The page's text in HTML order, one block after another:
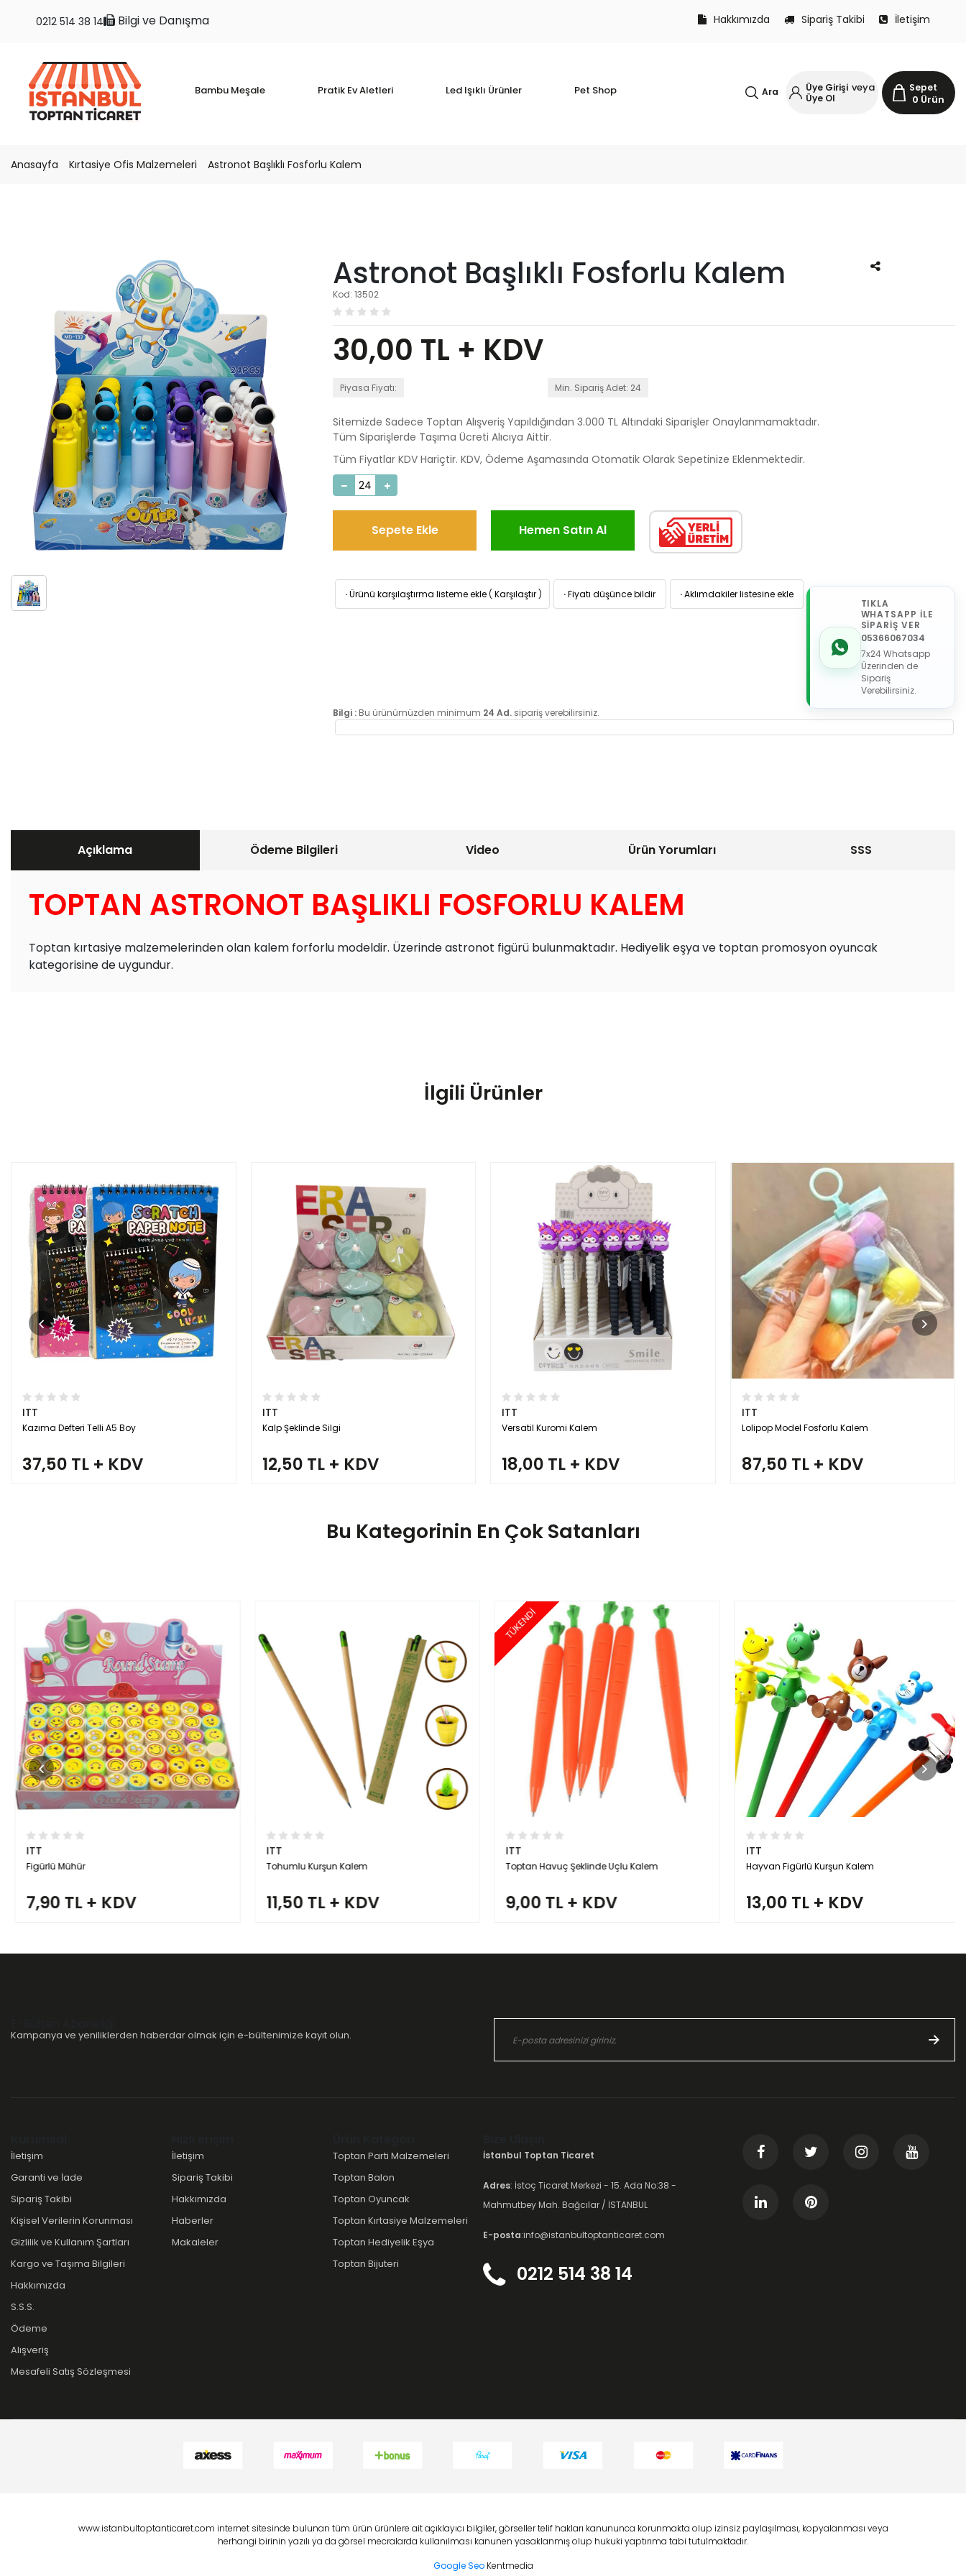
Bilgi ve Danışma
0212 514 38 14 Hakkımızda Sipariş Takibi İletişim
Bambu Meşale Pratik Ev Aletleri Led Işıklı Ürünler Pet Shop Sepet
0 Ürün
Üye Girişi veya
Üye Ol
Ara
Anasayfa Kırtasiye Ofis Malzemeleri Astronot Başlıklı Fosforlu Kalem
Astronot Başlıklı Fosforlu Kalem
Kod: 13502
30,00 TL + KDV
Piyasa Fiyatı: Min. Sipariş Adet: 24
Sitemizde Sadece Toptan Alışveriş Yapıldığından 3.000 TL Altındaki Siparişler Onaylanmamaktadır.
Tüm Siparişlerde Taşıma Ücreti Alıcıya Aittir.
Tüm Fiyatlar KDV Hariçtir. KDV, Ödeme Aşamasında Otomatik Olarak Sepetinize Eklenmektedir.
Sepete Ekle Hemen Satın Al
·Ürünü karşılaştırma listeme ekle ( Karşılaştır ) ·Fiyatı düşünce bildir ·Aklımdakiler listesine ekle
TIKLA
WHATSAPP İLE
SİPARİŞ VER
05366067034
7x24 Whatsapp
Üzerinden de
Sipariş
Verebilirsiniz.
Bilgi : Bu ürünümüzden minimum 24 Ad. sipariş verebilirsiniz.
Açıklama Ödeme Bilgileri Video Ürün Yorumları SSS
TOPTAN ASTRONOT BAŞLIKLI FOSFORLU KALEM
Toptan kırtasiye malzemelerinden olan kalem forforlu modeldir. Üzerinde astronot figürü bulunmaktadır. Hediyelik eşya ve toptan promosyon oyuncak
kategorisine de uygundur.
İlgili Ürünler
ITT
Kazıma Defteri Telli A5 Boy
37,50 TL + KDV
ITT
Kalp Şeklinde Silgi
12,50 TL + KDV
ITT
Versatil Kuromi Kalem
18,00 TL + KDV
ITT
Lolipop Model Fosforlu Kalem
87,50 TL + KDV
Bu Kategorinin En Çok Satanları
ITT
Figürlü Mühür
7,90 TL + KDV
ITT
Tohumlu Kurşun Kalem
11,50 TL + KDV
TÜKENDİ
ITT
Toptan Havuç Şeklinde Uçlu Kalem
9,00 TL + KDV
ITT
Hayvan Figürlü Kurşun Kalem
13,00 TL + KDV
Kampanya ve yeniliklerden haberdar olmak için e-bültenimize kayıt olun.
İletişim
Garanti ve İade
Sipariş Takibi
Kişisel Verilerin Korunması
Gizlilik ve Kullanım Şartları
Kargo ve Taşıma Bilgileri
Hakkımızda
S.S.S.
Ödeme
Alışveriş
Mesafeli Satış Sözleşmesi
İletişim
Sipariş Takibi
Hakkımızda
Haberler
Makaleler
Toptan Parti Malzemeleri
Toptan Balon
Toptan Oyuncak
Toptan Kırtasiye Malzemeleri
Toptan Hediyelik Eşya
Toptan Bijuteri
İstanbul Toptan Ticaret
Adres: İstoç Ticaret Merkezi - 15. Ada No:38 -
Mahmutbey Mah. Bağcılar / İSTANBUL
E-posta:info@istanbultoptanticaret.com
0212 514 38 14
www.istanbultoptanticaret.com internet sitesinde bulunan tüm ürün ürünlere ait açıklayıcı bilgiler, görseller telif hakları kanununca korunmakta olup izinsiz paylaşılması, kopyalanması veya
herhangi birinin yazılı ya da görsel mecralarda kullanılması kanunen yasaklanmış olup hukuki yaptırıma tabi tutulmaktadır.
Google Seo Kentmedia